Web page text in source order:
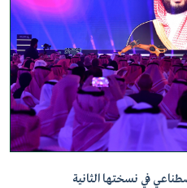
في نسختها الثانية